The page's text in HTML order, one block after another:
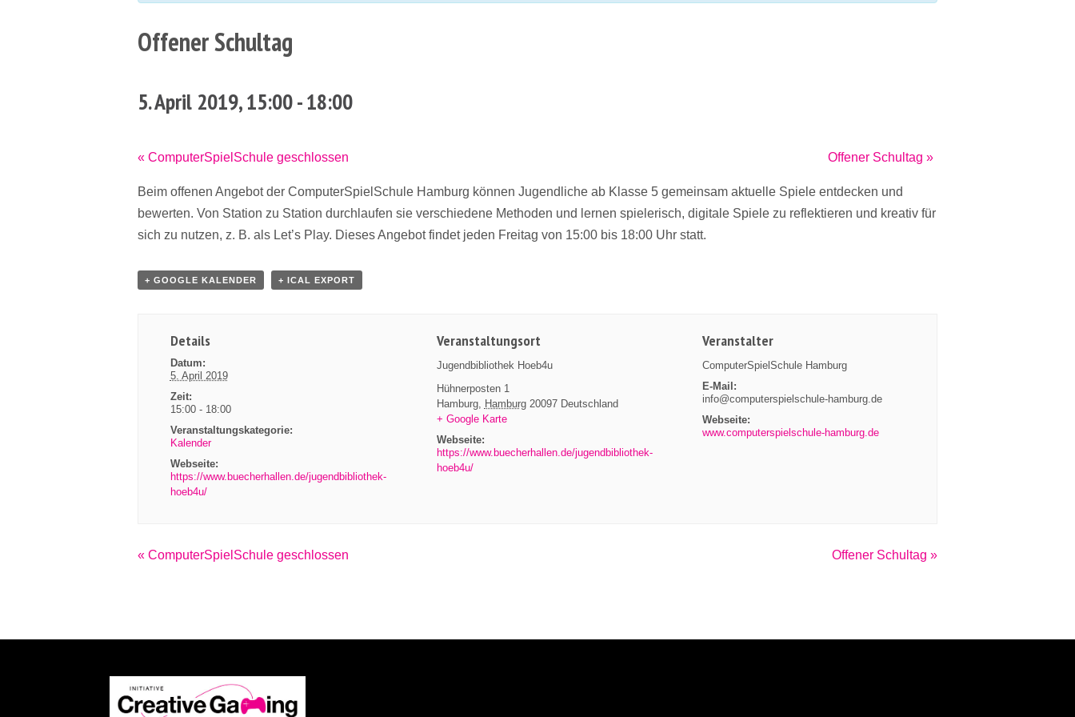
Offener Schultag
5. April 2019, 15:00-18:00
Veranstaltung
Navigation
« ComputerSpielSchule geschlossen Offener Schultag »
Beim offenen Angebot der ComputerSpielSchule Hamburg können Jugendliche ab Klasse 5 gemeinsam aktuelle Spiele entdecken und
bewerten. Von Station zu Station durchlaufen sie verschiedene Methoden und lernen spielerisch, digitale Spiele zu reflektieren und kreativ für
sich zu nutzen, z. B. als Let’s Play. Dieses Angebot findet jeden Freitag von 15:00 bis 18:00 Uhr statt.
+ GOOGLE KALENDER + ICAL EXPORT
Details
Datum:
5. April 2019
Zeit:
15:00 - 18:00
Veranstaltungskategorie:
Kalender
Webseite:
https://www.buecherhallen.de/jugendbibliothek-
hoeb4u/
Veranstaltungsort
Jugendbibliothek Hoeb4u
Hühnerposten 1
Hamburg, Hamburg 20097 Deutschland
+ Google Karte
Webseite:
https://www.buecherhallen.de/jugendbibliothek-
hoeb4u/
Veranstalter
ComputerSpielSchule Hamburg
E-Mail:
info@computerspielschule-hamburg.de
Webseite:
www.computerspielschule-hamburg.de
Veranstaltung
« ComputerSpielSchule geschlossen Offener Schultag »